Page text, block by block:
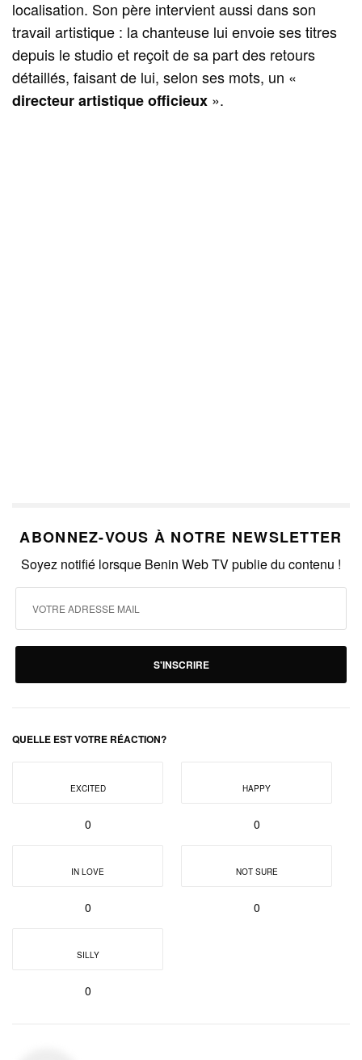
localisation. Son père intervient aussi dans son
travail artistique : la chanteuse lui envoie ses titres
depuis le studio et reçoit de sa part des retours
détaillés, faisant de lui, selon ses mots, un «
directeur artistique officieux ».
ABONNEZ-VOUS À NOTRE NEWSLETTER
Soyez notifié lorsque Benin Web TV publie du contenu !
S'INSCRIRE
QUELLE EST VOTRE RÉACTION?
EXCITED
0
HAPPY
0
IN LOVE
0
NOT SURE
0
SILLY
0